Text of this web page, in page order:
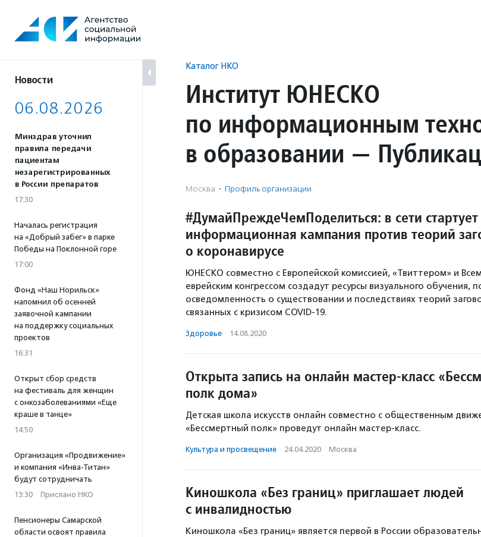
содержанию
Новости
06.08.2026
Минздрав уточнил
правила передачи
пациентам
незарегистрированных
в России препаратов
17:30
Началась регистрация
на «Добрый забег» в парке
Победы на Поклонной горе
17:00
Фонд «Наш Норильск»
напомнил об осенней
заявочной кампании
на поддержку социальных
проектов
16:31
Открыт сбор средств
на фестиваль для женщин
с онкозаболеваниями «Еще
краше в танце»
14:50
Организация «Продвижение»
и компания «Инва-Титан»
будут сотрудничать
13:30 · Прислано НКО
Пенсионеры Самарской
области освоят правила
Каталог НКО
Институт ЮНЕСКО
по информационным
в образовании —
Москва · Профиль организации
#ДумайПреждеЧемПоделиться: в сети стартует
информационная кампания против теорий
о коронавирусе
ЮНЕСКО совместно с Европейской комиссией, «Твиттером» и
еврейским конгрессом создадут ресурсы визуального обучения,
осведомленность о существовании и последствиях теорий
связанных с кризисом COVID-19.
Здоровье · 14.08.2020
Открыта запись на онлайн мастер-класс
полк дома»
Детская школа искусств онлайн совместно с общественным
«Бессмертный полк» проведут онлайн мастер-класс.
Культура и просвещение · 24.04.2020 · Москва
Киношкола «Без границ» приглашает людей
с инвалидностью
Киношкола «Без границ» является первой в России